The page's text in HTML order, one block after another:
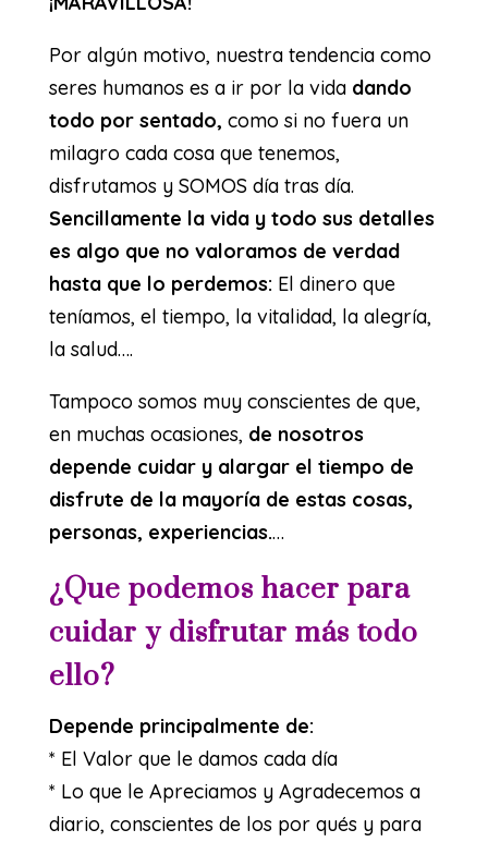
Por algún motivo, nuestra tendencia como
seres humanos es a ir por la vidadando
todo por sentado, como si no fuera un
milagro cada cosa que tenemos,
disfrutamos y SOMOS día tras día.
Sencillamente la vida y todo sus detalles
es algo que no valoramos de verdad
hasta que lo perdemos: El dinero que
teníamos, el tiempo, la vitalidad, la alegría,
la salud….
Tampoco somos muy conscientes de que,
en muchas ocasiones, de nosotros
depende cuidar y alargar el tiempo de
disfrute de la mayoría de estas cosas,
personas, experiencias.…
¿Que podemos hacer para
cuidar y disfrutar más todo
ello?
Depende principalmente de:
* El Valor que le damos cada día
* Lo que le Apreciamos y Agradecemos a
diario, conscientes de los por qués y para